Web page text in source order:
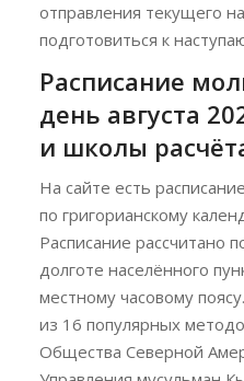
отправления текущего
подготовиться к
Расписание
день августа
и школы
На сайте есть
по григорианскому
Расписание рассчитано
долготе населённого
местному часовому
из 16 популярных
Общества Северной